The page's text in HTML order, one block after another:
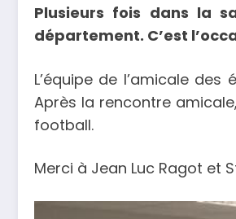
Plusieurs fois dans la
département. C’est
L’équipe de l’amicale
Après la rencontre
football.
Merci à Jean Luc Ragot et